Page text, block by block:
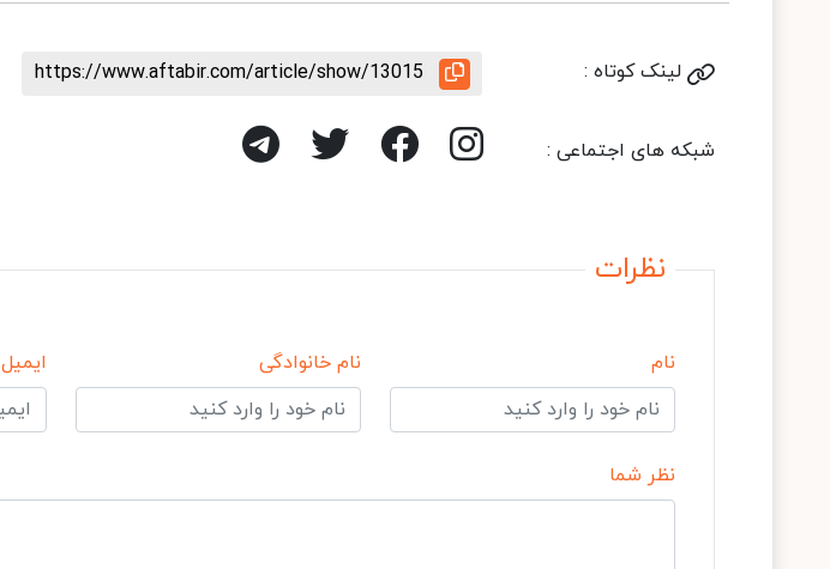
لینک کوتاه : https://www.aftabir.com/article/show/13015
شبکه های اجتماعی :
نظرات
نام نام خانوادگی ایمیل
نظر شما